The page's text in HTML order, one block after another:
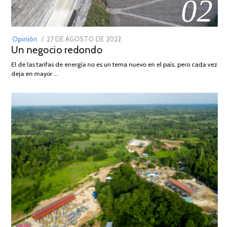
02
Opinión
POSTED
ON
27 DE AGOSTO DE 2022
DE
Un negocio redondo
El de las tarifas de energía no es un tema nuevo en el país, pero cada vez
deja en mayor …